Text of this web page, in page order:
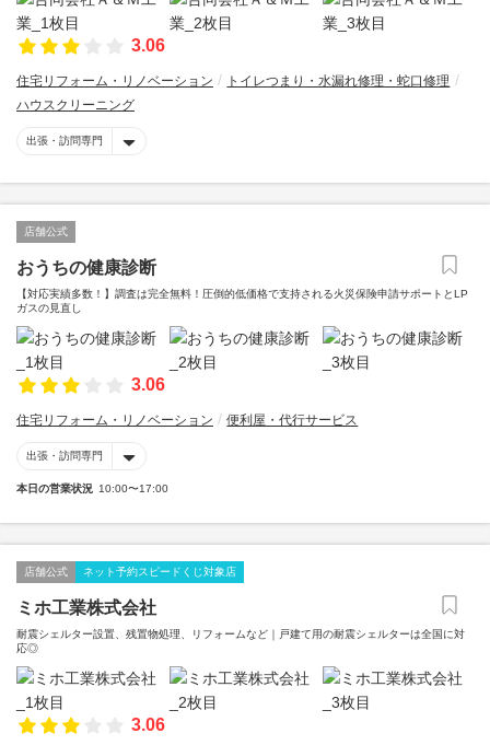
3.06
住宅リフォーム・リノベーション
トイレつまり・水漏れ修理・蛇口修理
ハウスクリーニング
出張・訪問専門
店舗公式
おうちの健康診断
【対応実績多数！】調査は完全無料！圧倒的低価格で支持される火災保険申請サポートとLP
ガスの見直し
3.06
住宅リフォーム・リノベーション 便利屋・代行サービス
出張・訪問専門
本日の営業状況 10:00〜17:00
店舗公式 ネット予約スピードくじ対象店
ミホ工業株式会社
耐震シェルター設置、残置物処理、リフォームなど｜戸建て用の耐震シェルターは全国に対
応◎
3.06